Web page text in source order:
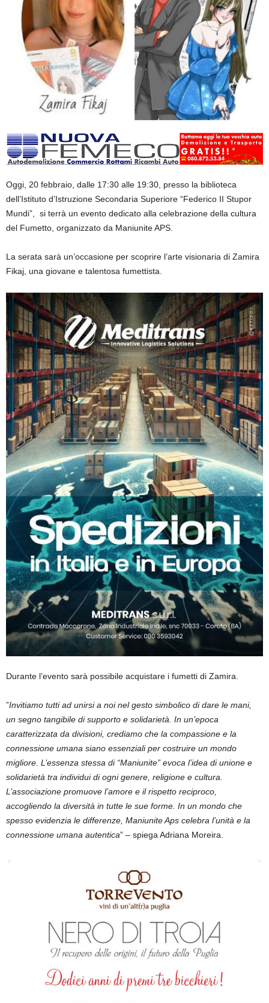
Oggi, 20 febbraio, dalle 17:30 alle 19:30, presso la biblioteca
dell’Istituto d’Istruzione Secondaria Superiore “Federico II Stupor
Mundi”, si terrà un evento dedicato alla celebrazione della cultura
del Fumetto, organizzato da Maniunite APS.
La serata sarà un’occasione per scoprire l’arte visionaria di Zamira
Fikaj, una giovane e talentosa fumettista.
Durante l’evento sarà possibile acquistare i fumetti di Zamira.
”Invitiamo tutti ad unirsi a noi nel gesto simbolico di dare le mani,
un segno tangibile di supporto e solidarietà. In un’epoca
caratterizzata da divisioni, crediamo che la compassione e la
connessione umana siano essenziali per costruire un mondo
migliore. L’essenza stessa di “Maniunite” evoca l’idea di unione e
solidarietà tra individui di ogni genere, religione e cultura.
L’associazione promuove l’amore e il rispetto reciproco,
accogliendo la diversità in tutte le sue forme. In un mondo che
spesso evidenzia le differenze, Maniunite Aps celebra l’unità e la
connessione umana autentica” – spiega Adriana Moreira.